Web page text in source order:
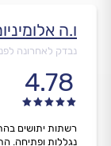
ו.ה
נבדק לאחרונה לפני 4
4.78
רשתות יתושים
נגללות ופתיחה.